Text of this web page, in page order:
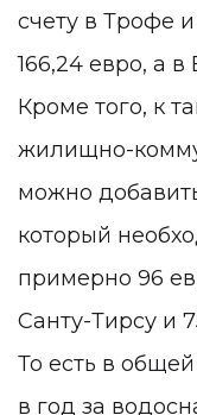
счету в Трофе
166,24 евро, а в
Кроме того, к
жилищно-
можно
который
примерно 96
Санту-Тирсу и
То есть в
в год за